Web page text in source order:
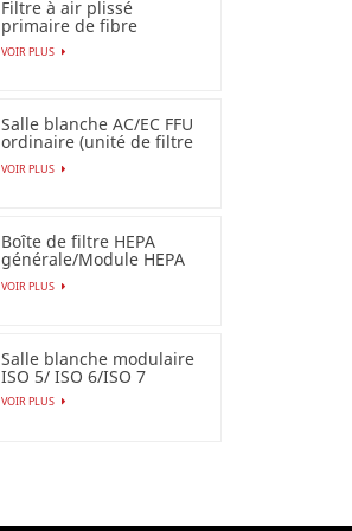
Filtre à air plissé
primaire de fibre
synthétique pour
industriel
VOIR PLUS
Salle blanche AC/EC FFU
ordinaire (unité de filtre
de ventilateur)
VOIR PLUS
Boîte de filtre HEPA
générale/Module HEPA
terminal
VOIR PLUS
Salle blanche modulaire
ISO 5/ ISO 6/ISO 7
VOIR PLUS